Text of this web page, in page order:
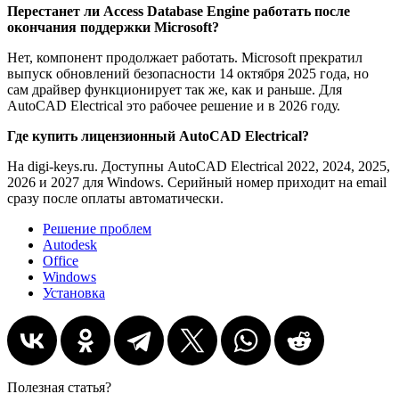
Перестанет ли Access Database Engine работать после
окончания поддержки Microsoft?
Нет, компонент продолжает работать. Microsoft прекратил
выпуск обновлений безопасности 14 октября 2025 года, но
сам драйвер функционирует так же, как и раньше. Для
AutoCAD Electrical это рабочее решение и в 2026 году.
Где купить лицензионный AutoCAD Electrical?
На digi-keys.ru. Доступны AutoCAD Electrical 2022, 2024, 2025,
2026 и 2027 для Windows. Серийный номер приходит на email
сразу после оплаты автоматически.
Решение проблем
Autodesk
Office
Windows
Установка
Полезная статья?